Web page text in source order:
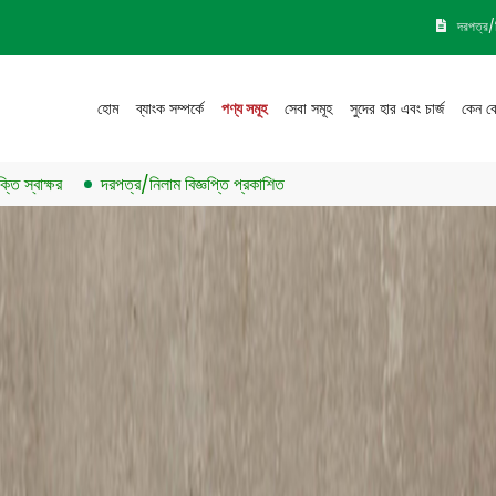
দরপত্র/
হোম ব্যাংক সম্পর্কে পণ্য সমূহ সেবা সমূহ সুদের হার এবং চার্জ কেন
দরপত্র/নিলাম বিজ্ঞপ্তি প্রকাশিত